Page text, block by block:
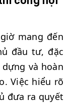
mang đến
đầu tư, đặc
và hoàn
Việc hiểu rõ
đưa ra quyết